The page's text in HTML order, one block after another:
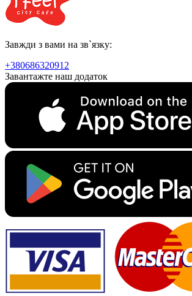
Завжди з вами на зв`язку:
+380686320912
Завантажте наш додаток